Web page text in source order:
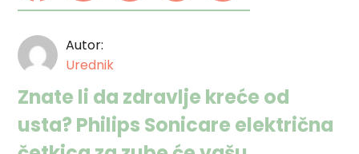
Autor:
Urednik
Znate li da zdravlje kreće od
usta? Philips Sonicare električna